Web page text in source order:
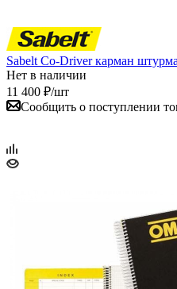
Sabelt Co-Driver карман
Нет в наличии
11 400 ₽/шт
Сообщить о поступлении